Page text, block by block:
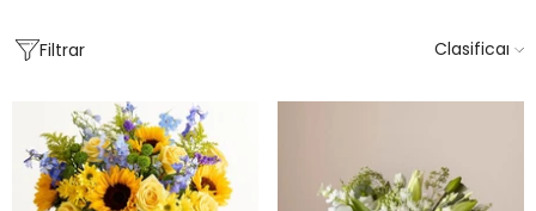
Filtrar Clasificar